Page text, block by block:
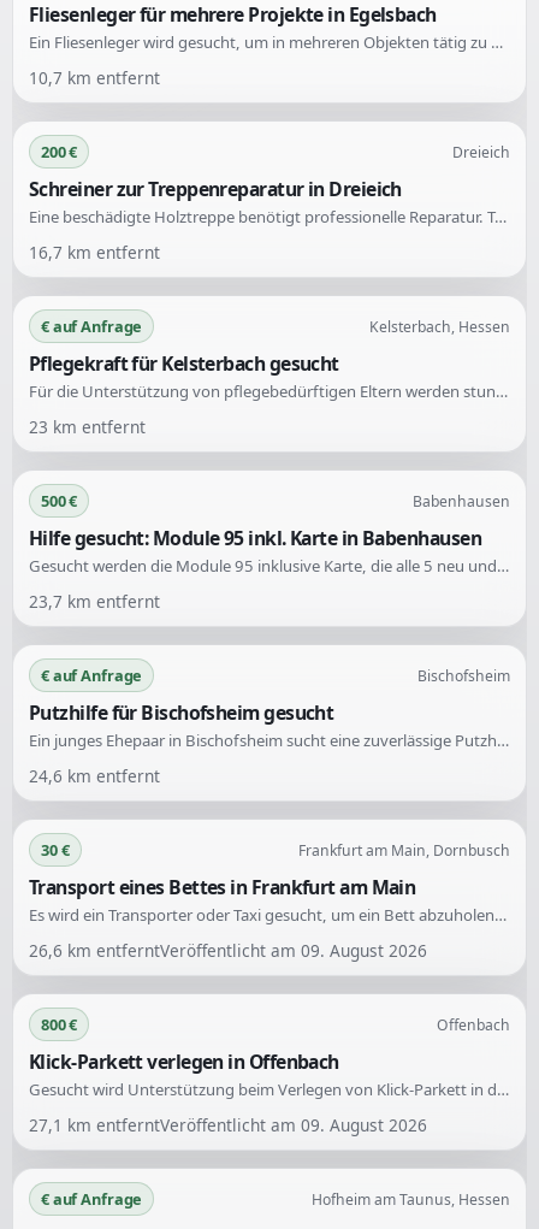
Fliesenleger für mehrere Projekte in Egelsbach
Ein Fliesenleger wird gesucht, um in mehreren Objekten tätig zu werden. Die Arbeiten umfassen verschiedene Fliesenverlegungen.
10,7 km entfernt
200 € Dreieich
Schreiner zur Treppenreparatur in Dreieich
Eine beschädigte Holztreppe benötigt professionelle Reparatur. Trittkanten sind abgebrochen und Druckstellen müssen beseitigt werden. Zudem muss eine Stufe abgebeizt und anschließend versiegelt werden.
16,7 km entfernt
€ auf Anfrage Kelsterbach, Hessen
Pflegekraft für Kelsterbach gesucht
Für die Unterstützung von pflegebedürftigen Eltern werden stundenweise Hilfeleistungen gesucht. Der Vater hat Pflegestufe 5 und die Mutter Pflegestufe 4. Bevorzugte Einsatzzeiten sind am Abend zwischen 17:30 und 19:30 Uhr sowie mittags zwischen 12:00 und 13:00 Uhr an 2-3 Tagen in der Woche.
23 km entfernt
500 € Babenhausen
Hilfe gesucht: Module 95 inkl. Karte in Babenhausen
Gesucht werden die Module 95 inklusive Karte, die alle 5 neu und aktuell eingetragen sind. Vor Jahren konnte man diese einfach bei einer Fahrschule erhalten, jedoch ist dies heute nicht mehr möglich. Es wird Hilfe zur Beschaffung dieser Module benötigt.
23,7 km entfernt
€ auf Anfrage Bischofsheim
Putzhilfe für Bischofsheim gesucht
Ein junges Ehepaar in Bischofsheim sucht eine zuverlässige Putzhilfe zur regelmäßigen Unterstützung in ihrem gepflegten Haushalt. Die Aufgaben umfassen wöchentliche Reinigungen sowie die Fensterreinigung mehrmals im Jahr.
24,6 km entfernt
30 € Frankfurt am Main, Dornbusch
Transport eines Bettes in Frankfurt am Main
Es wird ein Transporter oder Taxi gesucht, um ein Bett abzuholen. Der Abholort liegt in Frankfurt am Main, speziell im Dornbusch.
26,6 km entferntVeröffentlicht am 09. August 2026
800 € Offenbach
Klick-Parkett verlegen in Offenbach
Gesucht wird Unterstützung beim Verlegen von Klick-Parkett in drei Räumen mit einer Fläche von knapp 50 m², inklusive der Montage von Randleisten. Der Boden wird vorbereitet, und die Arbeiten sollten idealerweise ab dem 12.8. oder später erfolgen.
27,1 km entferntVeröffentlicht am 09. August 2026
€ auf Anfrage Hofheim am Taunus, Hessen